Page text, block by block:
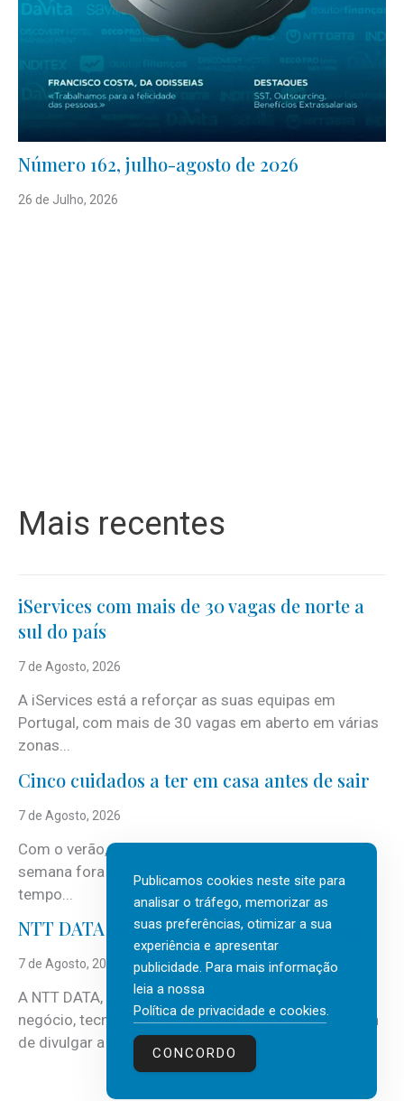
Número 162, julho-agosto de 2026
26 de Julho, 2026
Mais recentes
iServices com mais de 30 vagas de norte a
sul do país
7 de Agosto, 2026
A iServices está a reforçar as suas equipas em
Portugal, com mais de 30 vagas em aberto em várias
zonas...
Cinco cuidados a ter em casa antes de sair
7 de Agosto, 2026
Com o verão, chegam também as férias, os fins-de-
semana fora e os dias em que a casa fica mais
tempo...
NTT DATA Insurtech Global Outlook 2026
7 de Agosto, 2026
A NTT DATA, consultora global em serviços de
negócio, tecnologia e inteligência artificial (IA), acaba
de divulgar a mais recente...
Publicamos cookies neste site para
analisar o tráfego, memorizar as
suas preferências, otimizar a sua
experiência e apresentar
publicidade. Para mais informação
leia a nossa
Política de privacidade e cookies.
CONCORDO